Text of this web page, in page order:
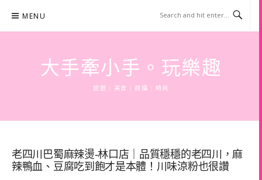
content
MENU
大手牽小手。玩樂趣
旅遊 | 美食 | 商攝 | 時尚
老四川巴蜀麻辣燙-林口店｜品質穩穩的老四川，麻
辣鴨血、豆腐吃到飽才是本體！川味涼粉也很讚